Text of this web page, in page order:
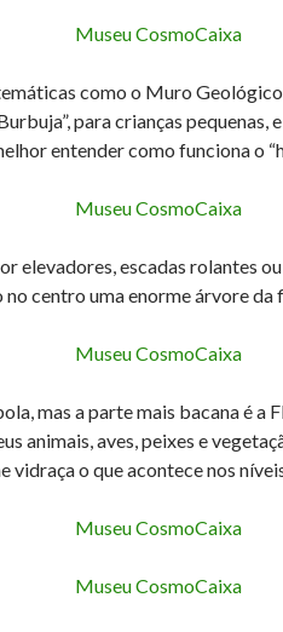
como o Muro
para crianças pequenas,
entender como funciona o
elevadores, escadas rolantes
no centro uma enorme árvore da
mas a parte mais bacana é
animais, aves, peixes e
vidraça o que acontece nos